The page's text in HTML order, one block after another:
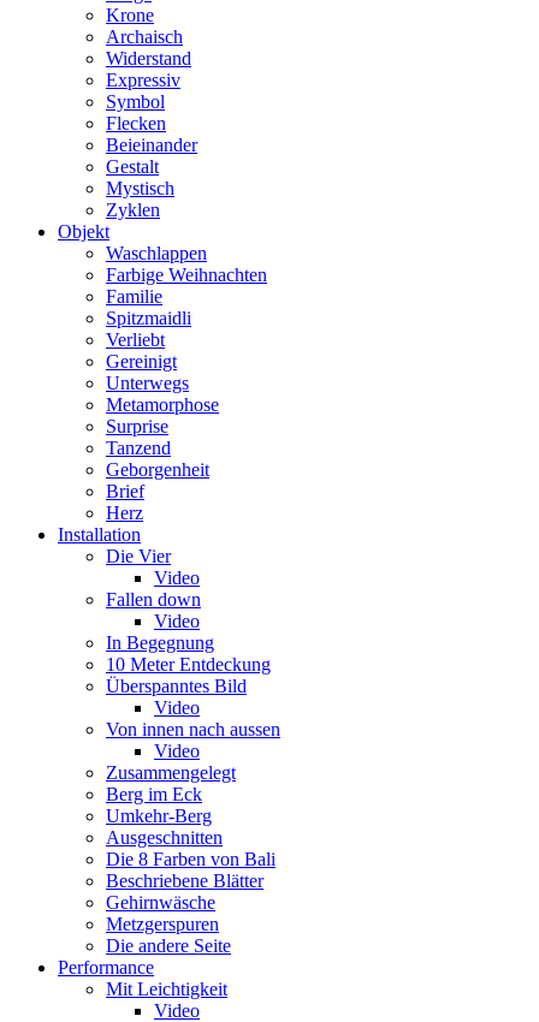
Krone
Archaisch
Widerstand
Expressiv
Symbol
Flecken
Beieinander
Gestalt
Mystisch
Zyklen
Objekt
Waschlappen
Farbige Weihnachten
Familie
Spitzmaidli
Verliebt
Gereinigt
Unterwegs
Metamorphose
Surprise
Tanzend
Geborgenheit
Brief
Herz
Installation
Die Vier
Video
Fallen down
Video
In Begegnung
10 Meter Entdeckung
Überspanntes Bild
Video
Von innen nach aussen
Video
Zusammengelegt
Berg im Eck
Umkehr-Berg
Ausgeschnitten
Die 8 Farben von Bali
Beschriebene Blätter
Gehirnwäsche
Metzgerspuren
Die andere Seite
Performance
Mit Leichtigkeit
Video